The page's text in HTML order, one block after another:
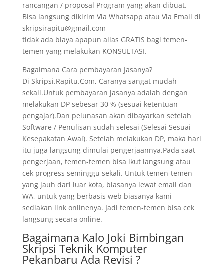
rancangan / proposal Program yang akan dibuat.
Bisa langsung dikirim Via Whatsapp atau Via Email di
skripsirapitu@gmail.com
tidak ada biaya apapun alias GRATIS bagi temen-
temen yang melakukan KONSULTASI.
Bagaimana Cara pembayaran Jasanya?
Di Skripsi.Rapitu.Com, Caranya sangat mudah
sekali.Untuk pembayaran jasanya adalah dengan
melakukan DP sebesar 30 % (sesuai ketentuan
pengajar).Dan pelunasan akan dibayarkan setelah
Software / Penulisan sudah selesai (Selesai Sesuai
Kesepakatan Awal). Setelah melakukan DP, maka hari
itu juga langsung dimulai pengerjaannya.Pada saat
pengerjaan, temen-temen bisa ikut langsung atau
cek progress seminggu sekali. Untuk temen-temen
yang jauh dari luar kota, biasanya lewat email dan
WA, untuk yang berbasis web biasanya kami
sediakan link onlinenya. Jadi temen-temen bisa cek
langsung secara online.
Bagaimana Kalo Joki Bimbingan
Skripsi Teknik Komputer
Pekanbaru Ada Revisi ?